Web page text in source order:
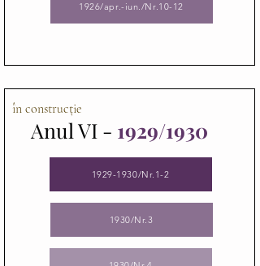
1926/apr.-iun./Nr.10-12
Anul VI - 1929/1930
1930/Nr.3
1929-1930/Nr.1-2
în construcție